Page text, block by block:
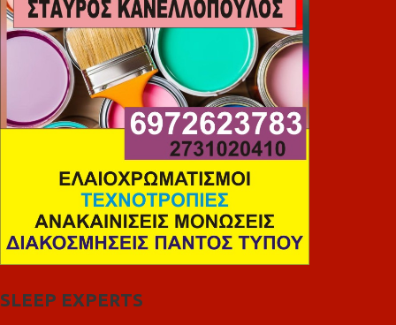
SLEEP EXPERTS